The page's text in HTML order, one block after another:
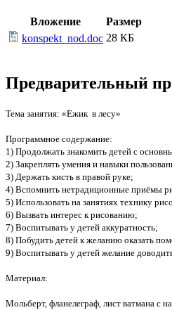
Вложение
Размер
konspekt_nod.doc 28 КБ
Предварительный
Тема занятия: «Ежик в лесу»
Программное содержание:
1) Продолжать знакомить детей с
2) Закреплять умения и навыки
3) Держать кисть в правой руке;
4) Вспомнить нетрадиционные приёмы
5) Использовать на занятиях технику
6) Вызвать интерес к рисованию;
7) Воспитывать у детей аккуратность;
8) Побудить детей к желанию оказать
9) Воспитывать у детей желание
Материал:
Мольберт, фланелеграф, лист ватмана с